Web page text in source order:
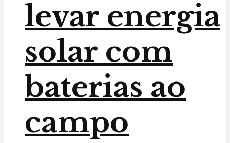
levar energia
solar com
baterias ao
campo